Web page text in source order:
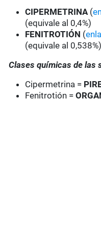
CIPERMETRINA (
(equivale al 0,4%)
FENITROTIÓN (
(equivale al 0,538%)
Clases químicas de las
Cipermetrina =
Fenitrotión =